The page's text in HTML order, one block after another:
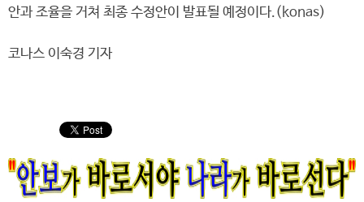
안과 조율을 거쳐 최종 수정안이 발표될 예정이다.(konas)
코나스 이숙경 기자